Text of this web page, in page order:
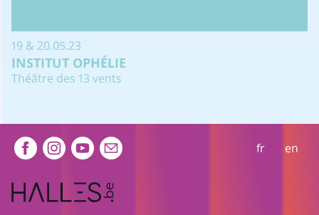
19 & 20.05.23
INSTITUT OPHÉLIE
Théâtre des 13 vents
Extra navigation fr en